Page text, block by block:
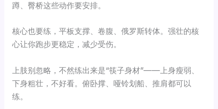
蹲、臀桥这些动作要安排。
核心也要练，平板支撑、卷腹、俄罗斯转体。强壮的核
心让你跑步更稳定，减少受伤。
上肢别忽略，不然练出来是“筷子身材”——上身瘦弱、
下身粗壮，不好看。俯卧撑、哑铃划船、推肩都可以
练。